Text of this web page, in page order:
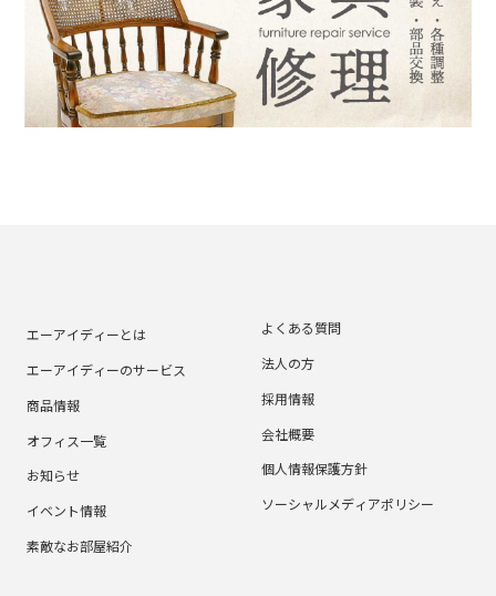
エーアイディーとは
エーアイディーのサービス
商品情報
オフィス一覧
お知らせ
イベント情報
素敵なお部屋紹介
よくある質問
法人の方
採用情報
会社概要
個人情報保護方針
ソーシャルメディアポリシー